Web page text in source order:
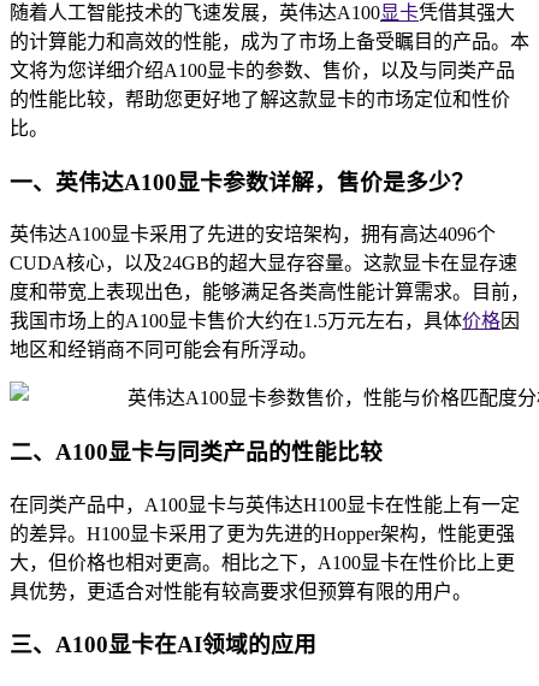
随着人工智能技术的飞速发展，英伟达A100显卡凭借其强大
的计算能力和高效的性能，成为了市场上备受瞩目的产品。本
文将为您详细介绍A100显卡的参数、售价，以及与同类产品
的性能比较，帮助您更好地了解这款显卡的市场定位和性价
比。
一、英伟达A100显卡参数详解，售价是多少？
英伟达A100显卡采用了先进的安培架构，拥有高达4096个
CUDA核心，以及24GB的超大显存容量。这款显卡在显存速
度和带宽上表现出色，能够满足各类高性能计算需求。目前，
我国市场上的A100显卡售价大约在1.5万元左右，具体价格因
地区和经销商不同可能会有所浮动。
二、A100显卡与同类产品的性能比较
在同类产品中，A100显卡与英伟达H100显卡在性能上有一定
的差异。H100显卡采用了更为先进的Hopper架构，性能更强
大，但价格也相对更高。相比之下，A100显卡在性价比上更
具优势，更适合对性能有较高要求但预算有限的用户。
三、A100显卡在AI领域的应用